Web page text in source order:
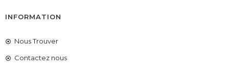
INFORMATION
Nous Trouver
Contactez nous